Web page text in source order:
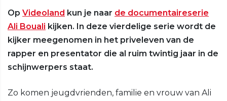
Op Videoland kun je naar de documentaireserie
Ali Bouali kijken. In deze vierdelige serie wordt de
kijker meegenomen in het priveleven van de
rapper en presentator die al ruim twintig jaar in de
schijnwerpers staat.
Zo komen jeugdvrienden, familie en vrouw van Ali